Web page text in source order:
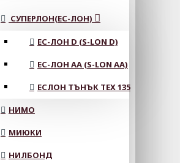
СУПЕРЛОН(ЕС-ЛОН)
ЕС-ЛОН D (S-LON D)
ЕС-ЛОН АА (S-LON AA)
ЕСЛОН ТЪНЪК TEX 135
НИМО
МИЮКИ
НИЛБОНД